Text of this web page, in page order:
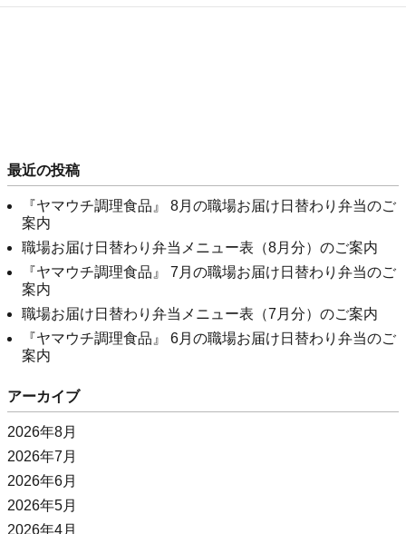
最近の投稿
『ヤマウチ調理食品』 8月の職場お届け日替わり弁当のご
案内
職場お届け日替わり弁当メニュー表（8月分）のご案内
『ヤマウチ調理食品』 7月の職場お届け日替わり弁当のご
案内
職場お届け日替わり弁当メニュー表（7月分）のご案内
『ヤマウチ調理食品』 6月の職場お届け日替わり弁当のご
案内
アーカイブ
2026年8月
2026年7月
2026年6月
2026年5月
2026年4月